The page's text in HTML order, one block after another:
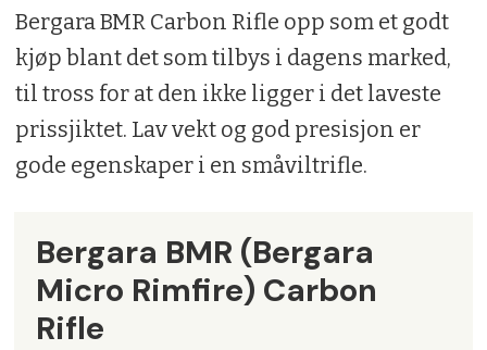
Bergara BMR Carbon Rifle opp som et godt
kjøp blant det som tilbys i dagens marked,
til tross for at den ikke ligger i det laveste
prissjiktet. Lav vekt og god presisjon er
gode egenskaper i en småviltrifle.
Bergara BMR (Bergara
Micro Rimfire) Carbon
Rifle